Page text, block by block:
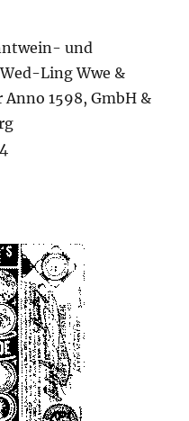
und
Ling Wwe &
1598, GmbH &